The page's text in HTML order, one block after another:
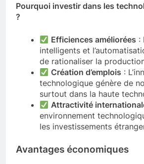
Pourquoi investir dans les
?
Efficiences améliorées :
intelligents et
de rationaliser la
Création d’emplois :
technologique génère de
surtout dans la haute
Attractivité
environnement
les investissements
Avantages économiques